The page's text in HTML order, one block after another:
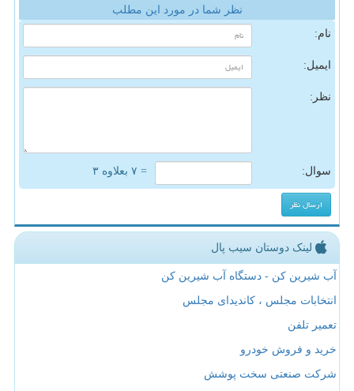
نظر شما در مورد این مطلب
نام:
ایمیل:
نظر:
سوال: = ۷ بعلاوه ۳
لینک دوستان سیب پال
آب شیرین کن - دستگاه آب شیرین کن
انتخابات مجلس ، کاندیدای مجلس
تعمیر تلفن
خرید و فروش خودرو
شرکت صنعتی سخت پوشش